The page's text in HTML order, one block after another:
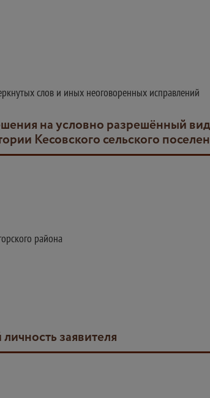
слов и иных неоговоренных исправлений
Кесовского сельского
района
заявителя